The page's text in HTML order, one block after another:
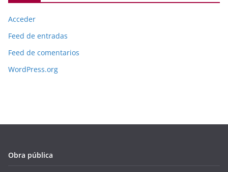
Acceder
Feed de entradas
Feed de comentarios
WordPress.org
Obra pública